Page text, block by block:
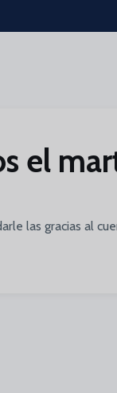
el
las gracias al